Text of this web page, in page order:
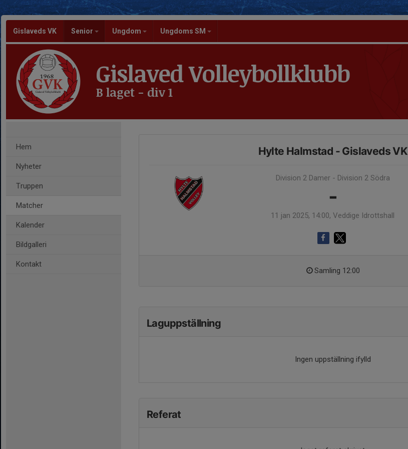
Gislaveds VK Senior Ungdom Ungdoms SM
Gislaved Volleybollklubb
B laget - div 1
Hem
Nyheter
Truppen
Matcher
Kalender
Bildgalleri
Kontakt
Hylte Halmstad - Gislaveds VK
Division 2 Damer - Division 2 Södra
-
11 jan 2025, 14:00, Veddige Idrottshall
Samling 12:00
Laguppställning
Ingen uppställning ifylld
Referat